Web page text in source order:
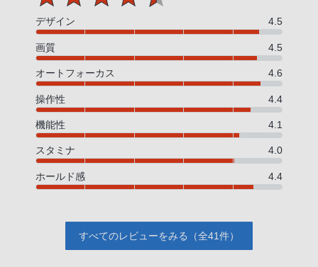
デザイン 4.5
画質 4.5
オートフォーカス 4.6
操作性 4.4
機能性 4.1
スタミナ 4.0
ホールド感 4.4
すべてのレビューをみる（全41件）